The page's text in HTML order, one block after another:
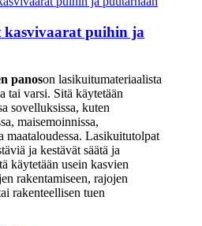
kasvivaarat puihin ja
panoson lasikuitumateriaalista
tai varsi. Sitä käytetään
sovelluksissa, kuten
maisemoinnissa,
maataloudessa. Lasikuitutolpat
ja kestävät säätä ja
käytetään usein kasvien
rakentamiseen, rajojen
rakenteellisen tuen